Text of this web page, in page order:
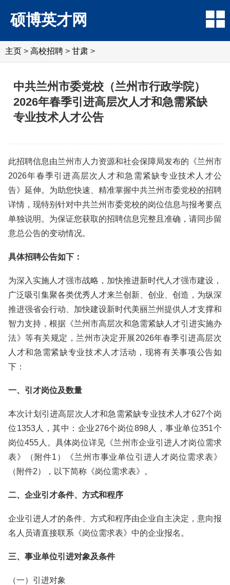
硕博英才网
主页 > 高校招聘 > 甘肃 >
中共兰州市委党校（兰州市行政学院）
2026年春季引进高层次人才和急需紧缺
专业技术人才公告
此招聘信息由兰州市人力资源和社会保障局发布的《兰州市
2026年春季引进高层次人才和急需紧缺专业技术人才公
告》延伸。为助您快速、精准掌握中共兰州市委党校的招聘
详情，现特别针对中共兰州市委党校的岗位信息与报考要点
单独说明。为保证您获取的招聘信息完整且准确，请同步留
意总公告的变动情况。
具体招聘公告如下：
为深入实施人才强市战略，加快推进新时代人才强市建设，
广泛吸引集聚各类优秀人才来兰创新、创业、创造，为纵深
推进强省会行动、加快建设新时代美丽兰州提供人才支撑和
智力支持，根据《兰州市高层次和急需紧缺人才引进实施办
法》等有关规定，兰州市决定开展2026年春季引进高层次
人才和急需紧缺专业技术人才活动，现将有关事项公告如
下：
一、引才岗位及数量
本次计划引进高层次人才和急需紧缺专业技术人才627个岗
位1353人，其中：企业276个岗位898人，事业单位351个
岗位455人。具体岗位详见《兰州市企业引进人才岗位需求
表》（附件1）《兰州市事业单位引进人才岗位需求表》
（附件2），以下简称《岗位需求表》。
二、企业引才条件、方式和程序
企业引进人才的条件、方式和程序由企业自主决定，意向报
名人员请直接联系《岗位需求表》中的企业报名。
三、事业单位引进对象及条件
（一）引进对象